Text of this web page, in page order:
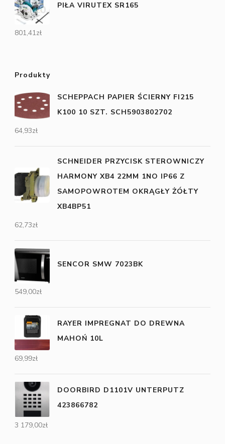
PIŁA VIRUTEX SR165
801,41zł
Produkty
SCHEPPACH PAPIER ŚCIERNY FI215
K100 10 SZT. SCH5903802702
64,93zł
SCHNEIDER PRZYCISK STEROWNICZY
HARMONY XB4 22MM 1NO IP66 Z
SAMOPOWROTEM OKRĄGŁY ŻÓŁTY
XB4BP51
62,73zł
SENCOR SMW 7023BK
549,00zł
RAYER IMPREGNAT DO DREWNA
MAHOŃ 10L
69,99zł
DOORBIRD D1101V UNTERPUTZ
423866782
3 179,00zł